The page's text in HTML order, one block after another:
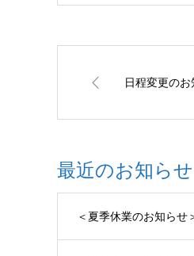
日程変更の
最近のお知らせ
＜夏季休業のお知らせ